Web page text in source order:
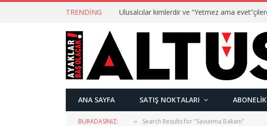
TRENDING
ANA SAYFA SATIŞ NOKTALARI ABONELIK
BURADASINIZ: » Search Results for "Savunma Bakanı"